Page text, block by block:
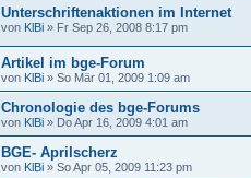
Unterschriftenaktionen im Internet
von KlBi » Fr Sep 26, 2008 8:17 pm
Artikel im bge-Forum
von KlBi » So Mär 01, 2009 1:09 am
Chronologie des bge-Forums
von KlBi » Do Apr 16, 2009 4:01 am
BGE- Aprilscherz
von KlBi » So Apr 05, 2009 11:23 pm